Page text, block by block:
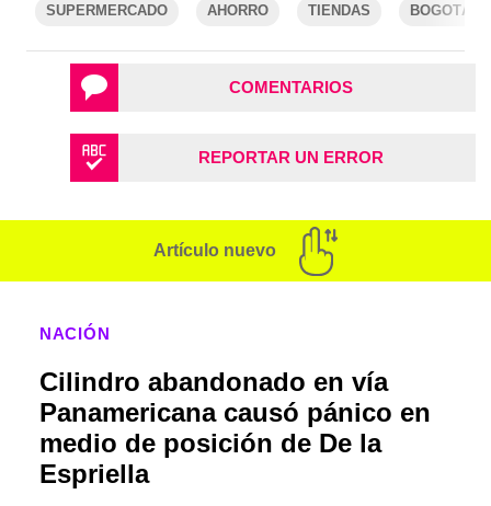
SUPERMERCADO AHORRO TIENDAS BOGOTÁ
COMENTARIOS
REPORTAR UN ERROR
Artículo nuevo
NACIÓN
Cilindro abandonado en vía
Panamericana causó pánico en
medio de posición de De la
Espriella